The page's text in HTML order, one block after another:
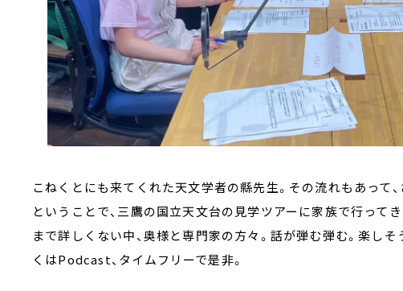
こねくとにも来てくれた天文学者の縣先生。その流れもあって
ということで、三鷹の国立天文台の見学ツアーに家族で行って
まで詳しくない中、奥様と専門家の方々。話が弾む弾む。楽し
くはPodcast、タイムフリーで是非。